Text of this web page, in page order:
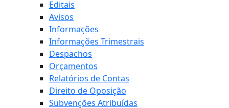
Editais
Avisos
Informações
Informações Trimestrais
Despachos
Orçamentos
Relatórios de Contas
Direito de Oposição
Subvenções Atribuídas